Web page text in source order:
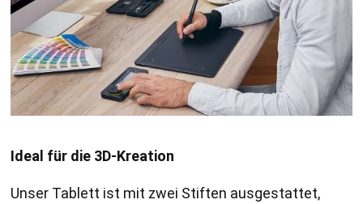
Ideal für die 3D-Kreation
Unser Tablett ist mit zwei Stiften ausgestattet,